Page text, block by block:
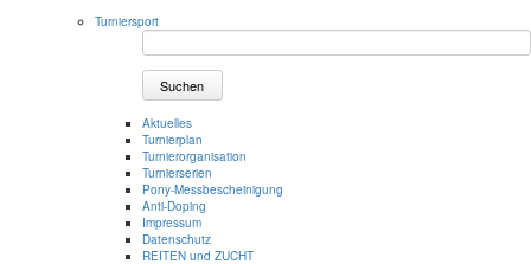
Turniersport
Suchen
Aktuelles
Turnierplan
Turnierorganisation
Turnierserien
Pony-Messbescheinigung
Anti-Doping
Impressum
Datenschutz
REITEN und ZUCHT